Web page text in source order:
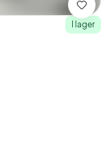
I lager
Spara